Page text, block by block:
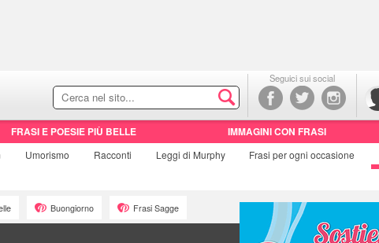
Seguici sui social
FRASI E POESIE PIÙ BELLE IMMAGINI CON FRASI
Umorismo Racconti Leggi di Murphy Frasiper ogni occasione
Buongiorno Frasi Sagge